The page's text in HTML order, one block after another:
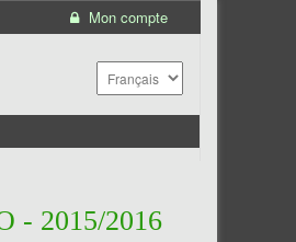
Mon compte
- 2015/2016